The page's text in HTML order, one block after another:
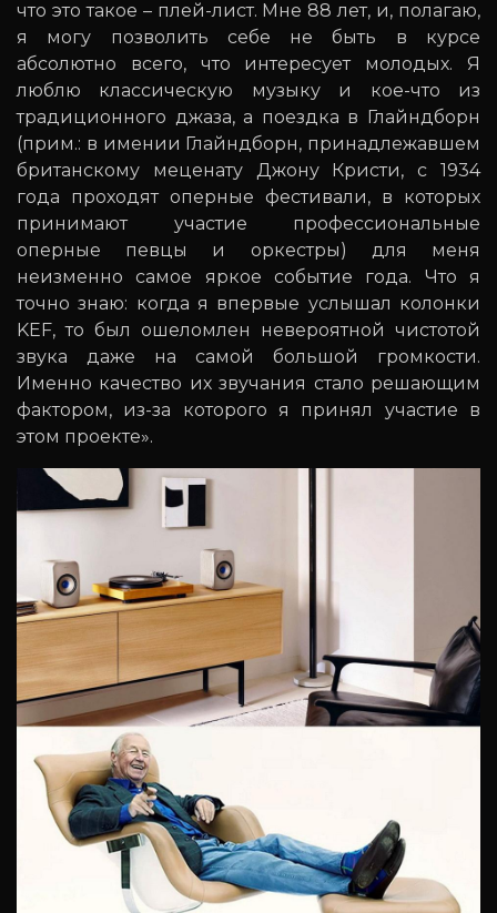
что это такое – плей-лист. Мне 88 лет, и, полагаю,
я могу позволить себе не быть в курсе
абсолютно всего, что интересует молодых. Я
люблю классическую музыку и кое-что из
традиционного джаза, а поездка в Глайндборн
(прим.: в имении Глайндборн, принадлежавшем
британскому меценату Джону Кристи, с 1934
года проходят оперные фестивали, в которых
принимают участие профессиональные
оперные певцы и оркестры) для меня
неизменно самое яркое событие года. Что я
точно знаю: когда я впервые услышал колонки
KEF, то был ошеломлен невероятной чистотой
звука даже на самой большой громкости.
Именно качество их звучания стало решающим
фактором, из-за которого я принял участие в
этом проекте».